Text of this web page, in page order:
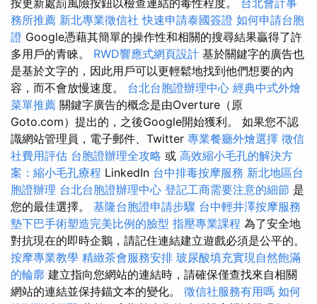
務所推薦 新北專業徵信社 快速申請泰國簽證 如何申請台胞
證 Google憑藉其簡單的操作性和相關的搜尋結果贏得了許
多用戶的青睞。 RWD響應式網頁設計 基於關鍵字的廣告也
是基於文字的，因此用戶可以更輕鬆地找到他們想要的內
容，而不會放慢速度。 台北台胞證辦理中心 經典中式外燴
菜單推薦 關鍵字廣告的概念是由Overture（原
Goto.com）提出的，之後Google開始獲利。 如果您不認
識網站管理員，電子郵件、Twitter 專業餐廳外燴選擇 徵信
社費用評估 台胞證辦理全攻略 或 高效縮小毛孔的解決方
案：縮小毛孔療程 LinkedIn 台中排毒按摩服務 新北地區台
胞證辦理 台北台胞證辦理中心 登記工商需要注意的細節 是
您的最佳選擇。 基隆台胞證申請步驟 台中輕井澤按摩服務
墊下巴手術塑造完美比例的臉型 指壓專業課程 為了安全地
對抗現在的即時企鵝，請記住連結建立遊戲必須是公平的。
按摩專業教學 精緻茶會服務安排 玻尿酸填充實現自然飽滿
的輪廓 建立指向您網站的連結時，請確保僅查找來自相關
網站的連結並保持錨文本的變化。 徵信社服務有用嗎 如何